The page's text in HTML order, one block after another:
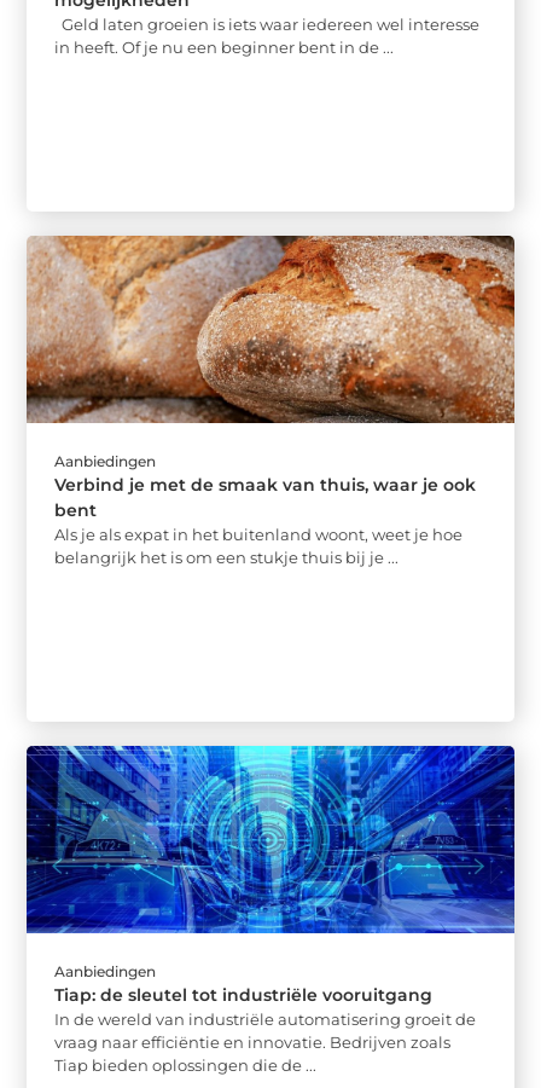
Geld laten groeien is iets waar iedereen wel interesse
in heeft. Of je nu een beginner bent in de ...
Aanbiedingen
Verbind je met de smaak van thuis, waar je ook
bent
Als je als expat in het buitenland woont, weet je hoe
belangrijk het is om een stukje thuis bij je ...
Aanbiedingen
Tiap: de sleutel tot industriële vooruitgang
In de wereld van industriële automatisering groeit de
vraag naar efficiëntie en innovatie. Bedrijven zoals
Tiap bieden oplossingen die de ...